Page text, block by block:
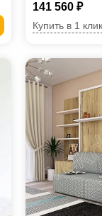
141 560 ₽
Купить в 1 клик